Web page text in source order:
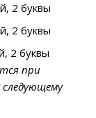
2 буквы
2 буквы
2 буквы
при
следующему